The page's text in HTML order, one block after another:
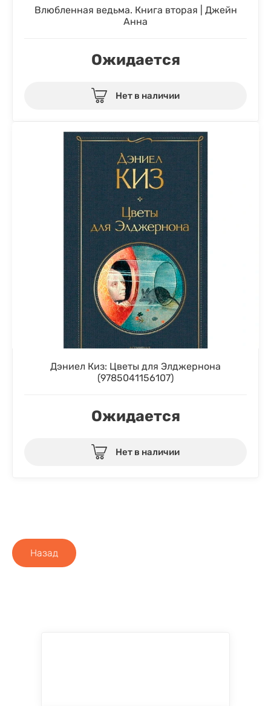
Влюбленная ведьма. Книга вторая | Джейн
Анна
Ожидается
Нет в наличии
Дэниел Киз: Цветы для Элджернона
(9785041156107)
Ожидается
Нет в наличии
Назад